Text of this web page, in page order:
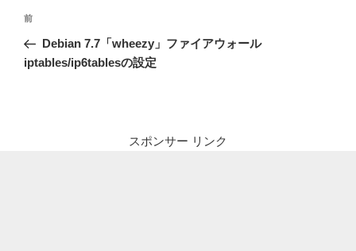
投
ナ
前
の
投
前
Debian 7.7「wheezy」ファイアウォール
iptables/ip6tablesの設定
スポンサー リンク